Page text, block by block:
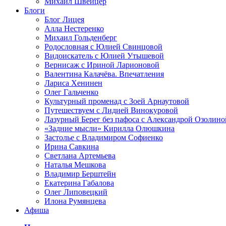
Блоги
Блог Лицея
Алла Нестеренко
Михаил Гольденберг
Родословная с Юлией Свинцовой
Видоискатель с Юлией Утышевой
Вернисаж с Ириной Ларионовой
Валентина Калачёва. Впечатления
Лариса Хенинен
Олег Гальченко
Культурный променад с Зоей Арнаутовой
Путешествуем с Лидией Винокуровой
Лазурный Берег без пафоса с Александрой
«Задние мысли» Кирилла Олюшкина
Застолье с Владимиром Софиенко
Ирина Савкина
Светлана Артемьева
Наталья Мешкова
Владимир Берштейн
Екатерина Габалова
Олег Липовецкий
Илона Румянцева
Афиша